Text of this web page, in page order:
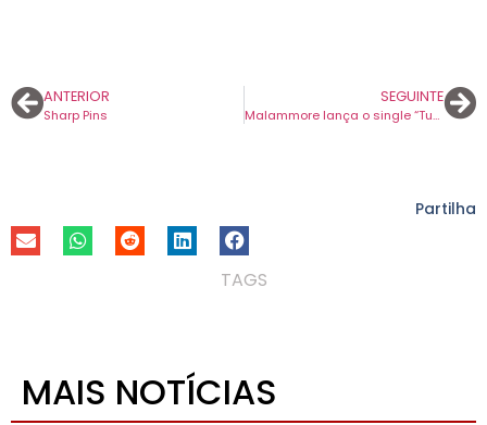
ANTERIOR
Sharp Pins
SEGUINTE
Malammore lança o single “Tudo Passa” e enaltece a força da criação artística.
Partilha
TAGS
MAIS NOTÍCIAS